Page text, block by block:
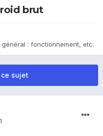
brut
: fonctionnement, etc.
sujet